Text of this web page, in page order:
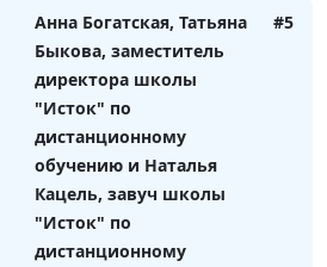
Анна Богатская, Татьяна
Быкова, заместитель
директора школы
"Исток" по
дистанционному
обучению и Наталья
Кацель, завуч школы
"Исток" по
дистанционному
#5